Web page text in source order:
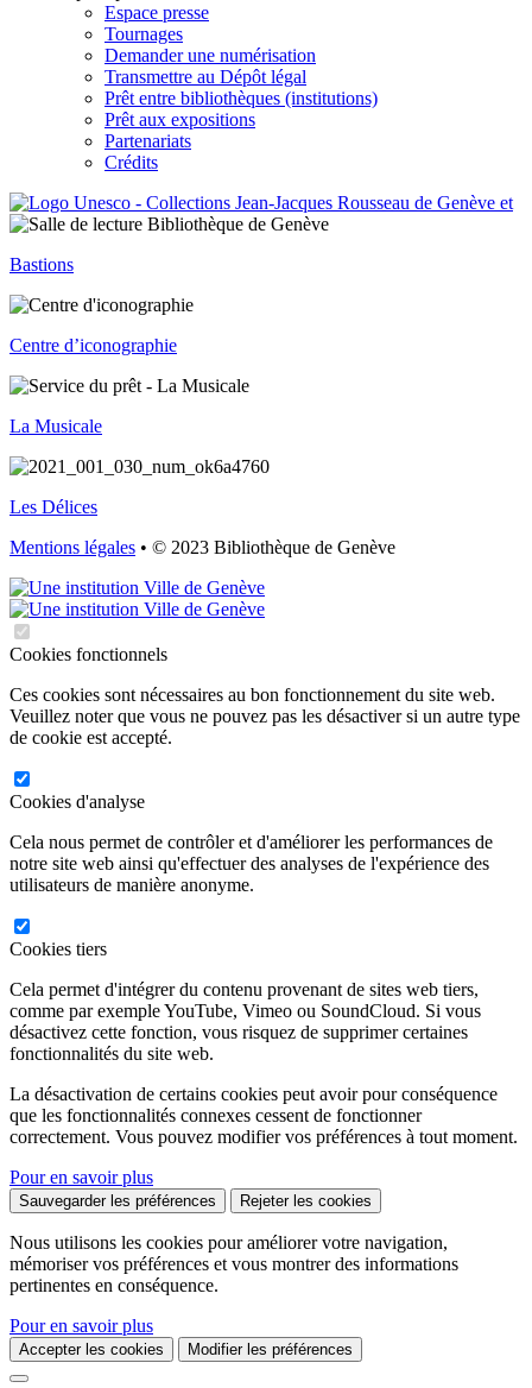
Espace presse
Tournages
Demander une numérisation
Transmettre au Dépôt légal
Prêt entre bibliothèques (institutions)
Prêt aux expositions
Partenariats
Crédits
Bastions
Centre d’iconographie
La Musicale
Les Délices
Mentions légales • © 2023 Bibliothèque de Genève
Cookies fonctionnels
Ces cookies sont nécessaires au bon fonctionnement du site web.
Veuillez noter que vous ne pouvez pas les désactiver si un autre type
de cookie est accepté.
Cookies d'analyse
Cela nous permet de contrôler et d'améliorer les performances de
notre site web ainsi qu'effectuer des analyses de l'expérience des
utilisateurs de manière anonyme.
Cookies tiers
Cela permet d'intégrer du contenu provenant de sites web tiers,
comme par exemple YouTube, Vimeo ou SoundCloud. Si vous
désactivez cette fonction, vous risquez de supprimer certaines
fonctionnalités du site web.
La désactivation de certains cookies peut avoir pour conséquence
que les fonctionnalités connexes cessent de fonctionner
correctement. Vous pouvez modifier vos préférences à tout moment.
Pour en savoir plus
Sauvegarder les préférences Rejeter les cookies
Nous utilisons les cookies pour améliorer votre navigation,
mémoriser vos préférences et vous montrer des informations
pertinentes en conséquence.
Pour en savoir plus
Accepter les cookies Modifier les préférences